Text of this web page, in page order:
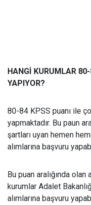
HANGİ KURUMLAR
YAPIYOR?
80-84 KPSS puanı ile
yapmaktadır. Bu paun
şartları uyan hemen
alımlarına başvuru
Bu puan aralığında olan
kurumlar Adalet
alımlarına başvuru